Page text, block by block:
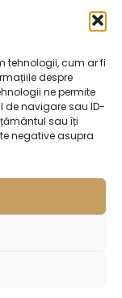
tehnologii, cum ar fi
despre
ne permite
de navigare sau ID-
sau îți
negative asupra